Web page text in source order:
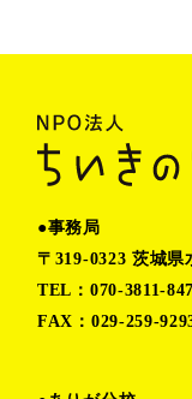
●事務局
〒319-0323 茨城県
TEL：070-3811-
FAX：029-259-